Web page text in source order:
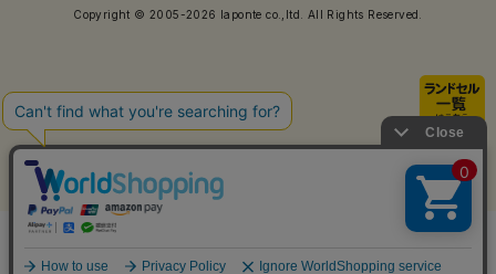
Copyright © 2005-2026 laponte co.,ltd. All Rights Reserved.